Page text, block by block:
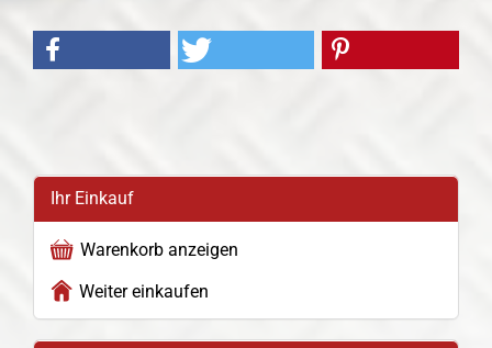
Ihr Einkauf
Warenkorb anzeigen
Weiter einkaufen